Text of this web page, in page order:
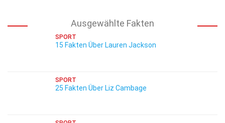
Ausgewählte Fakten
SPORT
15 Fakten Über Lauren Jackson
SPORT
25 Fakten Über Liz Cambage